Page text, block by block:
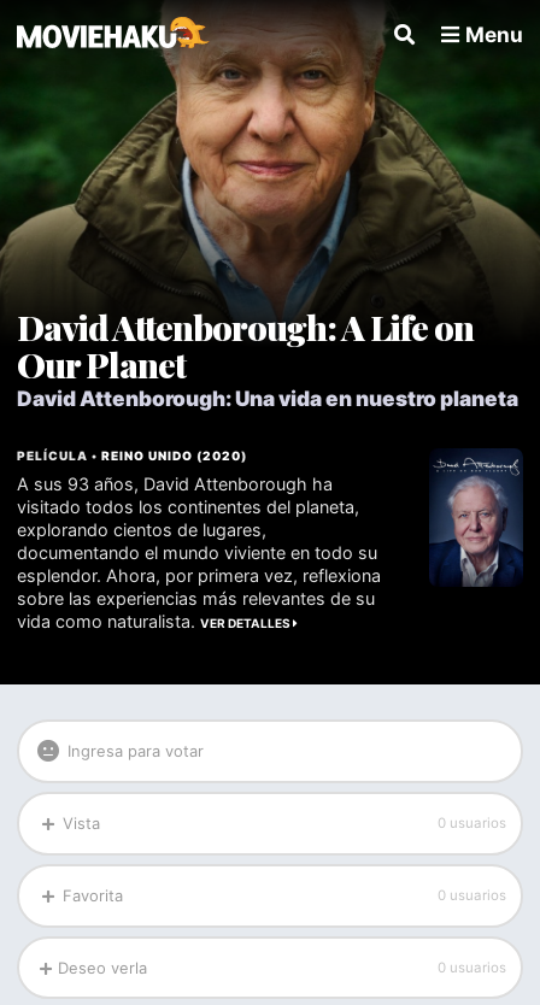
Menu
David Attenborough: A Life on
Our Planet
David Attenborough: Una vida en nuestro planeta
PELÍCULA •REINO UNIDO (2020)
A sus 93 años, David Attenborough ha
visitado todos los continentes del planeta,
explorando cientos de lugares,
documentando el mundo viviente en todo su
esplendor. Ahora, por primera vez, reflexiona
sobre las experiencias más relevantes de su
vida como naturalista.VER DETALLES
Ingresa para votar
Vista 0 usuarios
Favorita 0 usuarios
Deseo verla 0 usuarios